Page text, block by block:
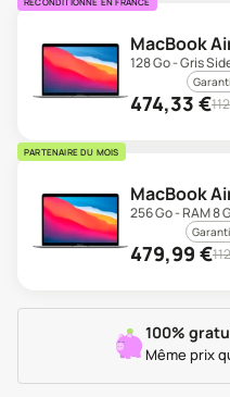
MacBook
128 Go - Gris
474,33 €
PARTENAIRE DU MOIS
MacBook
256 Go - RAM 8
479,99 €
100%
Même prix